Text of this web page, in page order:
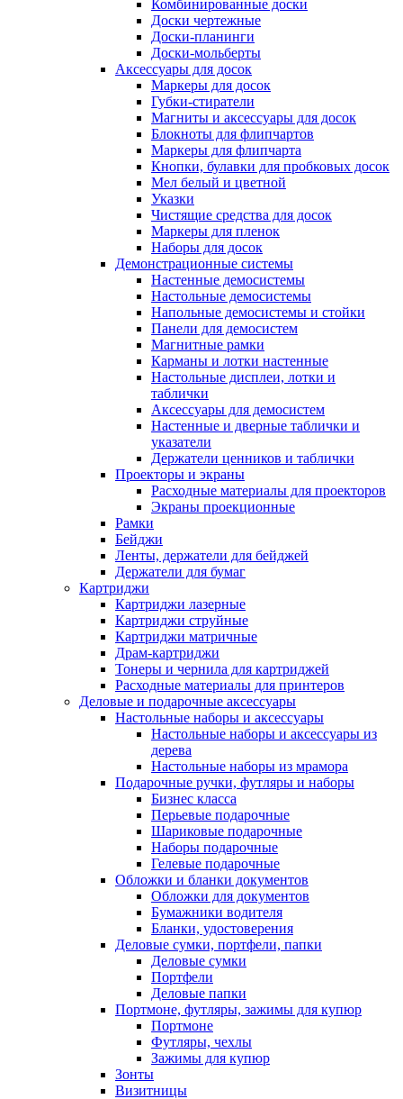
Комбинированные доски
Доски чертежные
Доски-планинги
Доски-мольберты
Аксессуары для досок
Маркеры для досок
Губки-стиратели
Магниты и аксессуары для досок
Блокноты для флипчартов
Маркеры для флипчарта
Кнопки, булавки для пробковых досок
Мел белый и цветной
Указки
Чистящие средства для досок
Маркеры для пленок
Наборы для досок
Демонстрационные системы
Настенные демосистемы
Настольные демосистемы
Напольные демосистемы и стойки
Панели для демосистем
Магнитные рамки
Карманы и лотки настенные
Настольные дисплеи, лотки и
таблички
Аксессуары для демосистем
Настенные и дверные таблички и
указатели
Держатели ценников и таблички
Проекторы и экраны
Расходные материалы для проекторов
Экраны проекционные
Рамки
Бейджи
Ленты, держатели для бейджей
Держатели для бумаг
Картриджи
Картриджи лазерные
Картриджи струйные
Картриджи матричные
Драм-картриджи
Тонеры и чернила для картриджей
Расходные материалы для принтеров
Деловые и подарочные аксессуары
Настольные наборы и аксессуары
Настольные наборы и аксессуары из
дерева
Настольные наборы из мрамора
Подарочные ручки, футляры и наборы
Бизнес класса
Перьевые подарочные
Шариковые подарочные
Наборы подарочные
Гелевые подарочные
Обложки и бланки документов
Обложки для документов
Бумажники водителя
Бланки, удостоверения
Деловые сумки, портфели, папки
Деловые сумки
Портфели
Деловые папки
Портмоне, футляры, зажимы для купюр
Портмоне
Футляры, чехлы
Зажимы для купюр
Зонты
Визитницы